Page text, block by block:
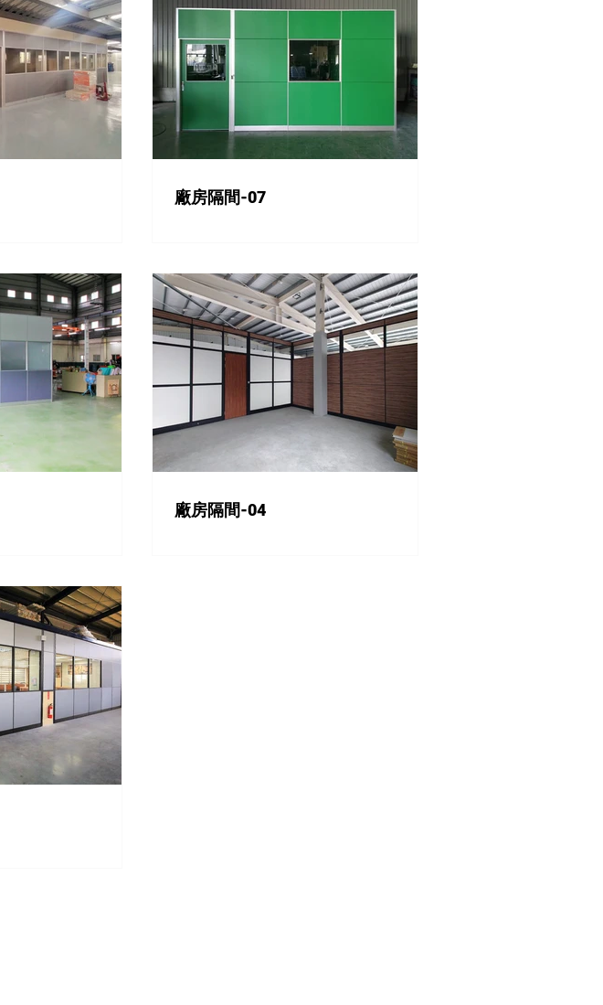
廠房隔間-07
廠房隔間-04